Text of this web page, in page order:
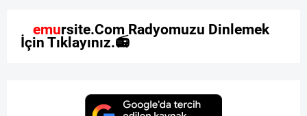
emursite.Com Radyomuzu Din emek
İçin Tı kl ayınız.